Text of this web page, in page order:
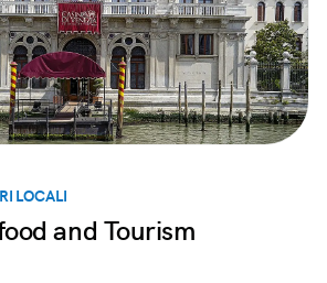
LOCALI
and Tourism